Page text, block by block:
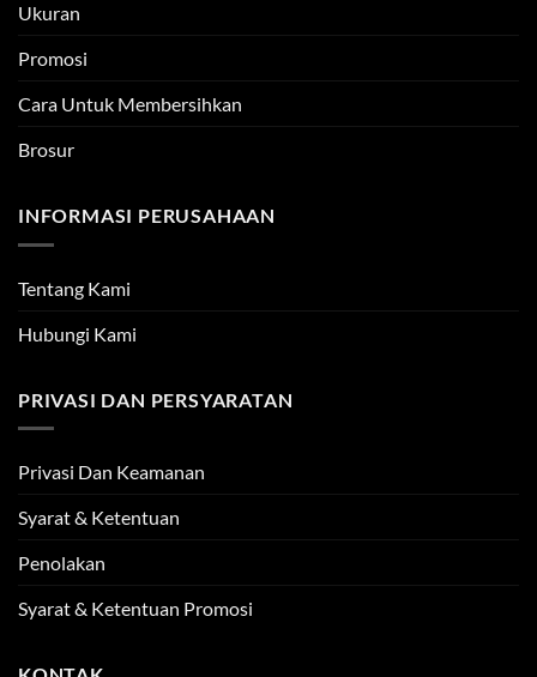
Ukuran
Promosi
Cara Untuk Membersihkan
Brosur
INFORMASI PERUSAHAAN
Tentang Kami
Hubungi Kami
PRIVASI DAN PERSYARATAN
Privasi Dan Keamanan
Syarat & Ketentuan
Penolakan
Syarat & Ketentuan Promosi